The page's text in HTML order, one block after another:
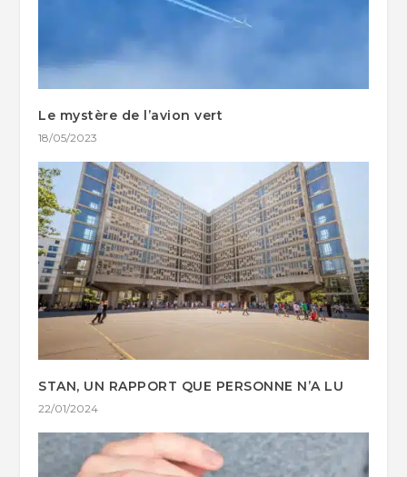
Le mystère de l’avion vert
18/05/2023
STAN, UN RAPPORT QUE PERSONNE N’A LU
22/01/2024